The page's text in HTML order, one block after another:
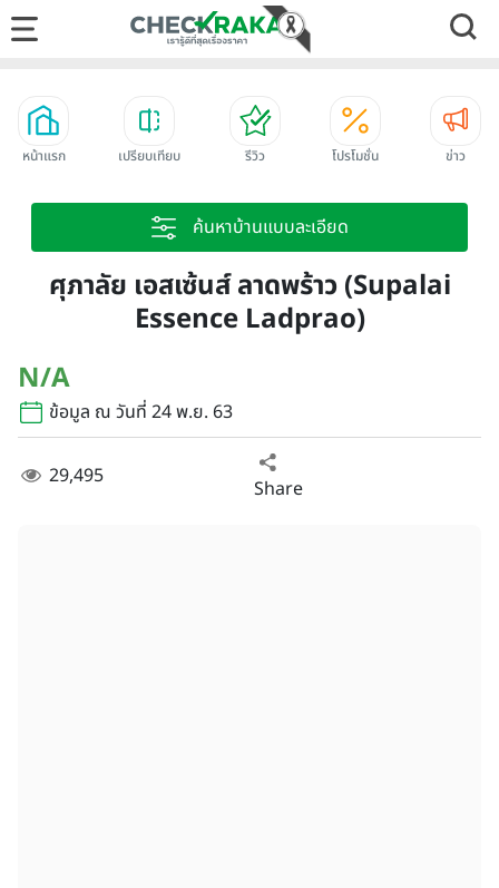
หน้าแรก เปรียบเทียบ รีวิว โปรโมชั่น ข่าว
ค้นหาบ้านแบบละเอียด
ศุภาลัย เอสเซ้นส์ ลาดพร้าว (Supalai
Essence Ladprao)
N/A
ข้อมูล ณ วันที่ 24 พ.ย. 63
29,495 Share